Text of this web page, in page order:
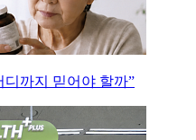
디까지 믿어야 할까”